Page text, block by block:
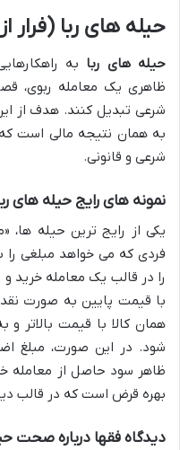
حیله های ربا (فرار
حیله های ربا به
ظاهری یک معامله ربوی،
شرعی تبدیل کنند. هدف از
به همان نتیجه مالی است که
شرعی و قانونی.
نمونه های رایج حیله های
یکی از رایج ترین حیله ها،
فردی که می خواهد مبلغی را
را در قالب یک معامله خرید
با قیمت پایین به صورت
همان کالا با قیمت بالاتر
شود. در این صورت، مبلغ
ظاهر سود حاصل از معامله
بهره قرض است که در قالب
دیدگاه فقها درباره صحت